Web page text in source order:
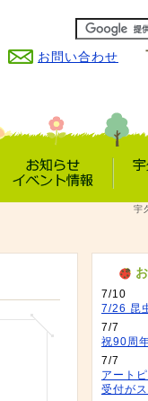
お問い合わせ
お知らせ
宇
7/10
7/26 昆
7/7
祝90周
7/7
アート
受付がス